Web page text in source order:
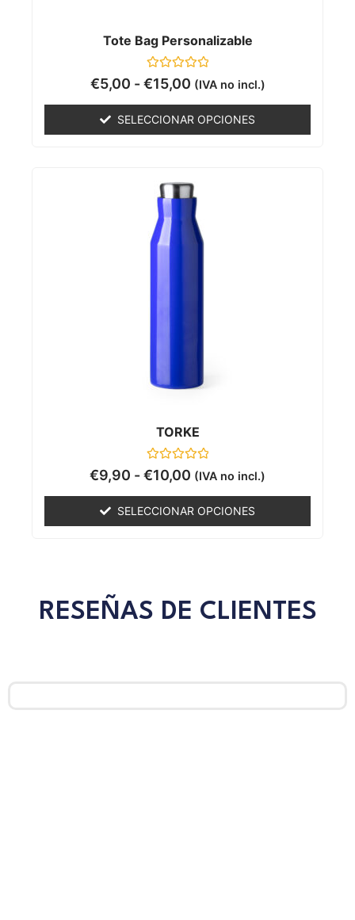
Tote Bag Personalizable
Valorado
con
5
€5,00 - €15,00 (IVA no incl.)
SELECCIONAR OPCIONES
TORKE
Valorado
con
5
€9,90 -€10,00 (IVA no incl.)
SELECCIONAR OPCIONES
RESEÑAS DE CLIENTES